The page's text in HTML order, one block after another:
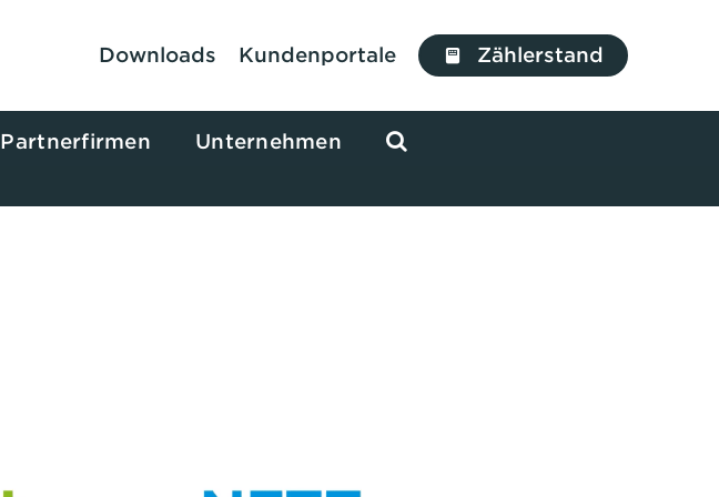
Downloads Kundenportale Zählerstand
Partnerfirmen Unternehmen